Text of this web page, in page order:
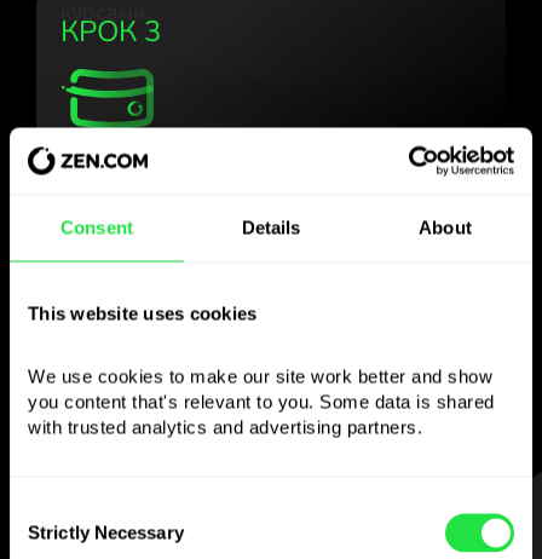
Consent Details About
This website uses cookies
We use cookies to make our site work better and show
you content that's relevant to you. Some data is shared
with trusted analytics and advertising partners.
Selection
Strictly Necessary
КРОК 3
Користуйтесь
обраною валютою
знімайте з банкоматів без
комісії, платіть мультивалютною карткою
— просто та без стресу.